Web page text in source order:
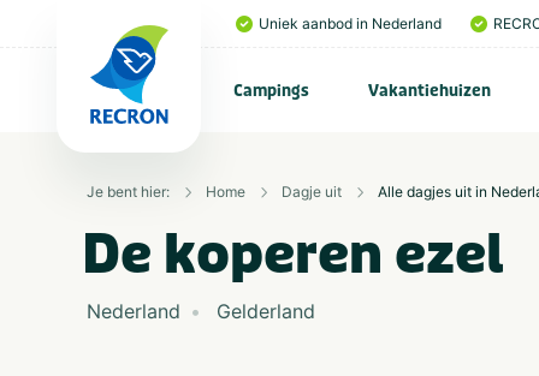
Uniek aanbod in Nederland
Campings Vakantiehuizen
Je bent hier: Home Dagje uit Alle dagjes uit in
De koperen ezel
Nederland Gelderland